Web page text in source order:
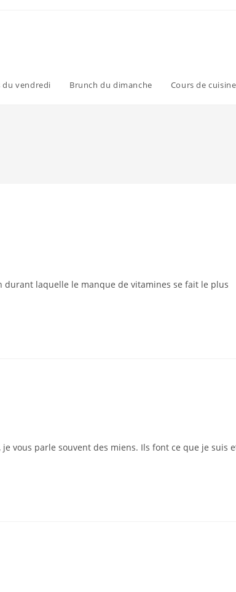
du vendredi Brunch du dimanche Cours de cuisine
durant laquelle le manque de vitamines se fait le plus
vous parle souvent des miens. Ils font ce que je suis